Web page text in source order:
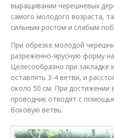
выращивании черешневых
самого молодого возраста,
сильным ростом и слабым
При обрезке молодой
разреженно-ярусную форму
Целесообразно при закладке
оставлять 3-4 ветви, и
около 50 см. При достижении
проводник отводят с
боковую ветвь.